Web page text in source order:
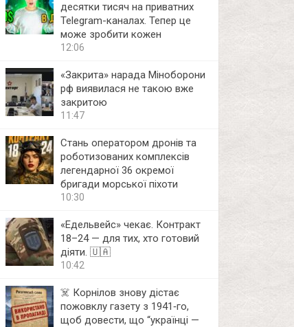
десятки тисяч на приватних
Telegram-каналах. Тепер це
може зробити кожен
12:06
«Закрита» нарада Міноборони
рф виявилася не такою вже
закритою
11:47
Стань оператором дронів та
роботизованих комплексів
легендарної 36 окремої
бригади морської піхоти
10:30
«Едельвейс» чекає. Контракт
18–24 — для тих, хто готовий
діяти. 🇺🇦
10:42
☠️ Корнілов знову дістає
пожовклу газету з 1941‑го,
щоб довести, що “українці —